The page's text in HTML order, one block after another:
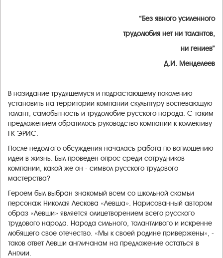
“Без явного усиленного
трудолюбия нет ни талантов,
ни гениев”
Д.И. Менделеев
В назидание трудящемуся и подрастающему поколению
установить на территории компании скульптуру воспевающую
талант, самобытность и трудолюбие русского народа. С таким
предложением обратилось руководство компании к коллективу
ГК ЭРИС.
После недолгого обсуждения началась работа по воплощению
идеи в жизнь. Был проведен опрос среди сотрудников
компании, какой же он - символ русского трудового
мастерства?
Героем был выбран знакомый всем со школьной скамьи
персонаж Николая Лескова «Левша». Нарисованный автором
образ «Левши» является олицетворением всего русского
трудового народа. Народа сильного, талантливого и искренне
любящего свое отечество. «Мы к своей родине привержены», -
таков ответ Левши англичанам на предложение остаться в
Англии.